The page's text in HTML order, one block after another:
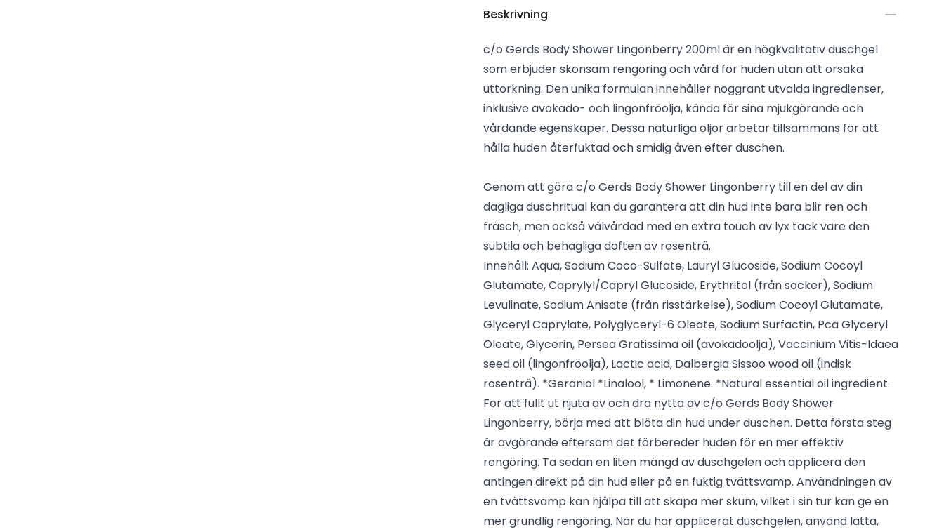
Beskrivning
c/o Gerds Body Shower Lingonberry 200ml är en högkvalitativ duschgel
som erbjuder skonsam rengöring och vård för huden utan att orsaka
uttorkning. Den unika formulan innehåller noggrant utvalda ingredienser,
inklusive avokado- och lingonfröolja, kända för sina mjukgörande och
vårdande egenskaper. Dessa naturliga oljor arbetar tillsammans för att
hålla huden återfuktad och smidig även efter duschen.
Genom att göra c/o Gerds Body Shower Lingonberry till en del av din
dagliga duschritual kan du garantera att din hud inte bara blir ren och
fräsch, men också välvårdad med en extra touch av lyx tack vare den
subtila och behagliga doften av rosenträ.
Innehåll: Aqua, Sodium Coco-Sulfate, Lauryl Glucoside, Sodium Cocoyl
Glutamate, Caprylyl/Capryl Glucoside, Erythritol (från socker), Sodium
Levulinate, Sodium Anisate (från risstärkelse), Sodium Cocoyl Glutamate,
Glyceryl Caprylate, Polyglyceryl-6 Oleate, Sodium Surfactin, Pca Glyceryl
Oleate, Glycerin, Persea Gratissima oil (avokadoolja), Vaccinium Vitis-Idaea
seed oil (lingonfröolja), Lactic acid, Dalbergia Sissoo wood oil (indisk
rosenträ). *Geraniol *Linalool, * Limonene. *Natural essential oil ingredient.
För att fullt ut njuta av och dra nytta av c/o Gerds Body Shower
Lingonberry, börja med att blöta din hud under duschen. Detta första steg
är avgörande eftersom det förbereder huden för en mer effektiv
rengöring. Ta sedan en liten mängd av duschgelen och applicera den
antingen direkt på din hud eller på en fuktig tvättsvamp. Användningen av
en tvättsvamp kan hjälpa till att skapa mer skum, vilket i sin tur kan ge en
mer grundlig rengöring. När du har applicerat duschgelen, använd lätta,